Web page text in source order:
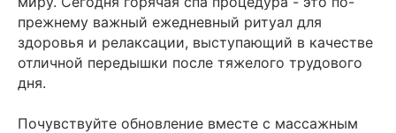
прежнему важный ежедневный ритуал для
здоровья и релаксации, выступающий в качестве
отличной передышки после тяжелого трудового
дня.
Почувствуйте обновление вместе с массажным